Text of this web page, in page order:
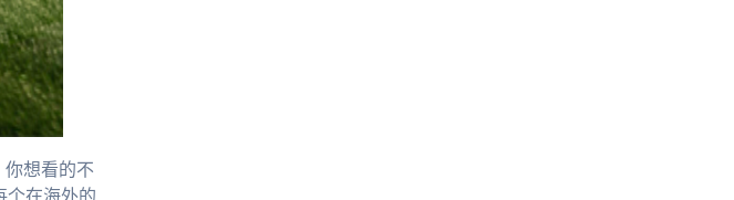
你想看的不
个在海外的